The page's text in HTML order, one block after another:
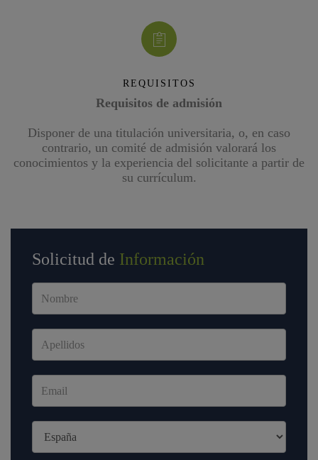
REQUISITOS
Requisitos de admisión
Disponer de una titulación universitaria, o, en caso
contrario, un comité de admisión valorará los
conocimientos y la experiencia del solicitante a partir de
su currículum.
Solicitud de Información